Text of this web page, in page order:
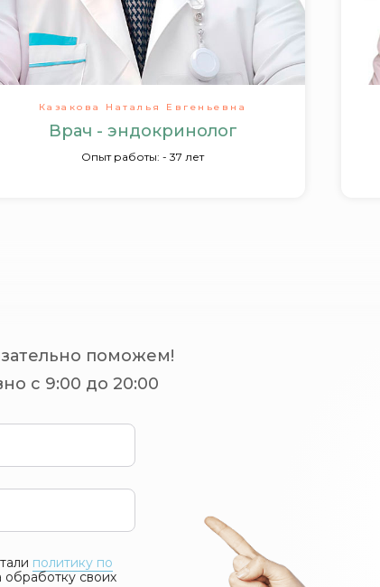
Казакова Наталья Евгеньевна
Врач - эндокринолог
Опыт работы: - 37 лет
поможем!
с 9:00 до 20:00
политику по
обработку своих